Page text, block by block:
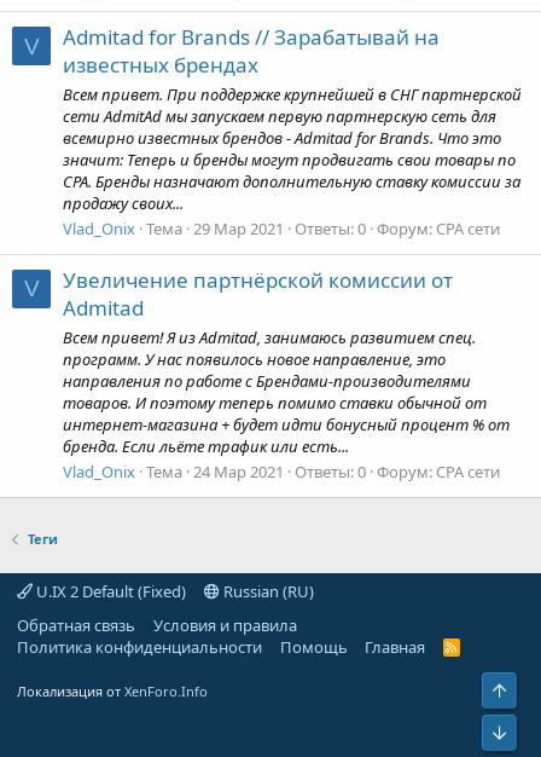
V
Admitad for Brands // Зарабатывай на
известных брендах
Всем привет. При поддержке крупнейшей в СНГ партнерской
сети AdmitAd мы запускаем первую партнерскую сеть для
всемирно известных брендов - Admitad for Brands. Что это
значит: Теперь и бренды могут продвигать свои товары по
CPA. Бренды назначают дополнительную ставку комиссии за
продажу своих...
Vlad_Onix Тема 29 Мар 2021 Ответы: 0 Форум: CPA сети
V
Увеличение партнёрской комиссии от
Admitad
Всем привет! Я из Admitad, занимаюсь развитием спец.
программ. У нас появилось новое направление, это
направления по работе с Брендами-производителями
товаров. И поэтому теперь помимо ставки обычной от
интернет-магазина + будет идти бонусный процент % от
бренда. Если льёте трафик или есть...
Vlad_Onix Тема 24 Мар 2021 Ответы: 0 Форум: CPA сети
Теги
U.IX 2 Default (Fixed)
Russian (RU)
Обратная связь
Условия и правила
Политика конфиденциальности
Помощь Главная
R
Локализация от XenForo.Info